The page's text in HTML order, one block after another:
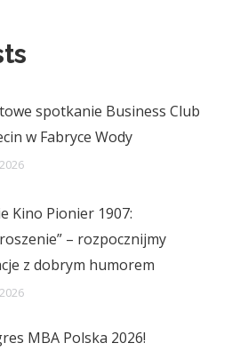
spotkanie Business Club
w Fabryce Wody
Kino Pionier 1907:
– rozpocznijmy
z dobrym humorem
MBA Polska 2026!